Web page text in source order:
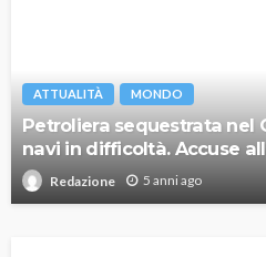
ATTUALITÀ MONDO
Petroliera sequestrata nel
navi in difficoltà. Accuse
Redazione 5 anni ago